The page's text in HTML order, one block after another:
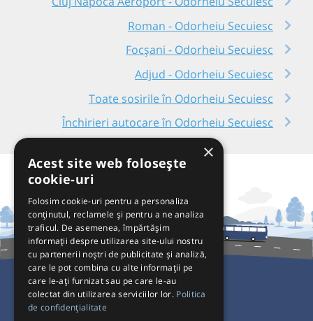
Roman - Odorheiu Secuiesc
Focșani - Odorheiu Secuiesc
Adjud - Odorheiu Secuiesc
Toate sosirile în Odorheiu Secuiesc
Închirieri autocare în Odorheiu Secuiesc
Pentru Călători
×
Acest site web folosește
cookie-uri
Folosim cookie-uri pentru a personaliza
conținutul, reclamele și pentru a ne analiza
traficul. De asemenea, împărtășim
informații despre utilizarea site-ului nostru
cu partenerii noștri de publicitate și analiză,
care le pot combina cu alte informații pe
care le-ați furnizat sau pe care le-au
colectat din utilizarea serviciilor lor. Politica
de confidențialitate